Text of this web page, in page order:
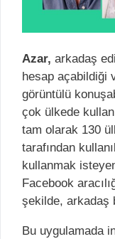
Azar, arkadaş
hesap açabildiği
görüntülü
çok ülkede
tam olarak 130
tarafından
kullanmak
Facebook
şekilde, arkadaş
Bu uygulamada